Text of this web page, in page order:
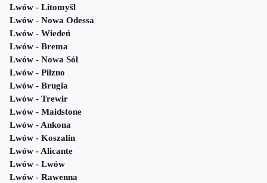
Lwów - Litomyšl
Lwów - Nowa Odessa
Lwów - Wiedeń
Lwów - Brema
Lwów - Nowa Sól
Lwów - Pilzno
Lwów - Brugia
Lwów - Trewir
Lwów - Maidstone
Lwów - Ankona
Lwów - Koszalin
Lwów - Alicante
Lwów - Lwów
Lwów - Rawenna